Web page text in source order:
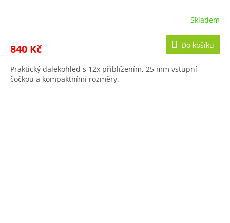
Skladem
840 Kč Do košíku
Praktický dalekohled s 12x přiblížením, 25 mm vstupní
čočkou a kompaktními rozměry.